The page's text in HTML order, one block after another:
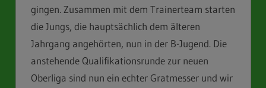
gingen. Zusammen mit dem Trainerteam starten
die Jungs, die hauptsächlich dem älteren
Jahrgang angehörten, nun in der B-Jugend. Die
anstehende Qualifikationsrunde zur neuen
Oberliga sind nun ein echter Gratmesser und wir